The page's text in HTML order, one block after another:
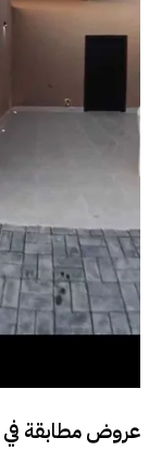
عروض مطابقة في